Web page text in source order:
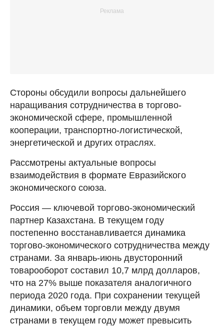
Стороны обсудили вопросы дальнейшего
наращивания сотрудничества в торгово-
экономической сфере, промышленной
кооперации, транспортно-логистической,
энергетической и других отраслях.
Рассмотрены актуальные вопросы
взаимодействия в формате Евразийского
экономического союза.
Россия — ключевой торгово-экономический
партнер Казахстана. В текущем году
постепенно восстанавливается динамика
торгово-экономического сотрудничества между
странами. За январь-июнь двусторонний
товарооборот составил 10,7 млрд долларов,
что на 27% выше показателя аналогичного
периода 2020 года. При сохранении текущей
динамики, объем торговли между двумя
странами в текущем году может превысить